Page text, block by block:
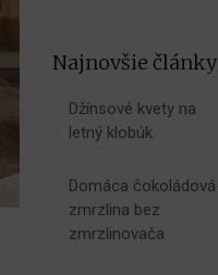
Najnovšie články
Džínsové kvety na
letný klobúk
Domáca čokoládová
zmrzlina bez
zmrzlinovača